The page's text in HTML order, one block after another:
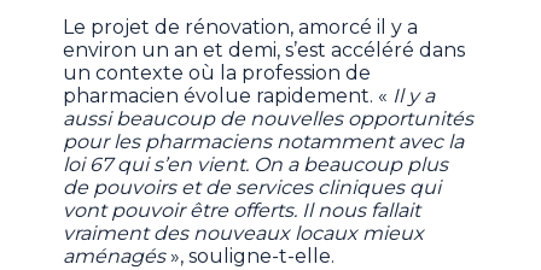
Le projet de rénovation, amorcé il y a
environ un an et demi, s’est accéléré dans
un contexte où la profession de
pharmacien évolue rapidement. « Il y a
aussi beaucoup de nouvelles opportunités
pour les pharmaciens notamment avec la
loi 67 qui s’en vient. On a beaucoup plus
de pouvoirs et de services cliniques qui
vont pouvoir être offerts. Il nous fallait
vraiment des nouveaux locaux mieux
aménagés», souligne-t-elle.